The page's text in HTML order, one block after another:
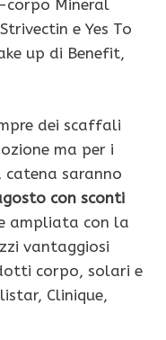
corpo Mineral
e Yes To
up di Benefit,
dei scaffali
ma per i
catena saranno
con sconti
ampliata con la
vantaggiosi
corpo, solari e
Clinique,